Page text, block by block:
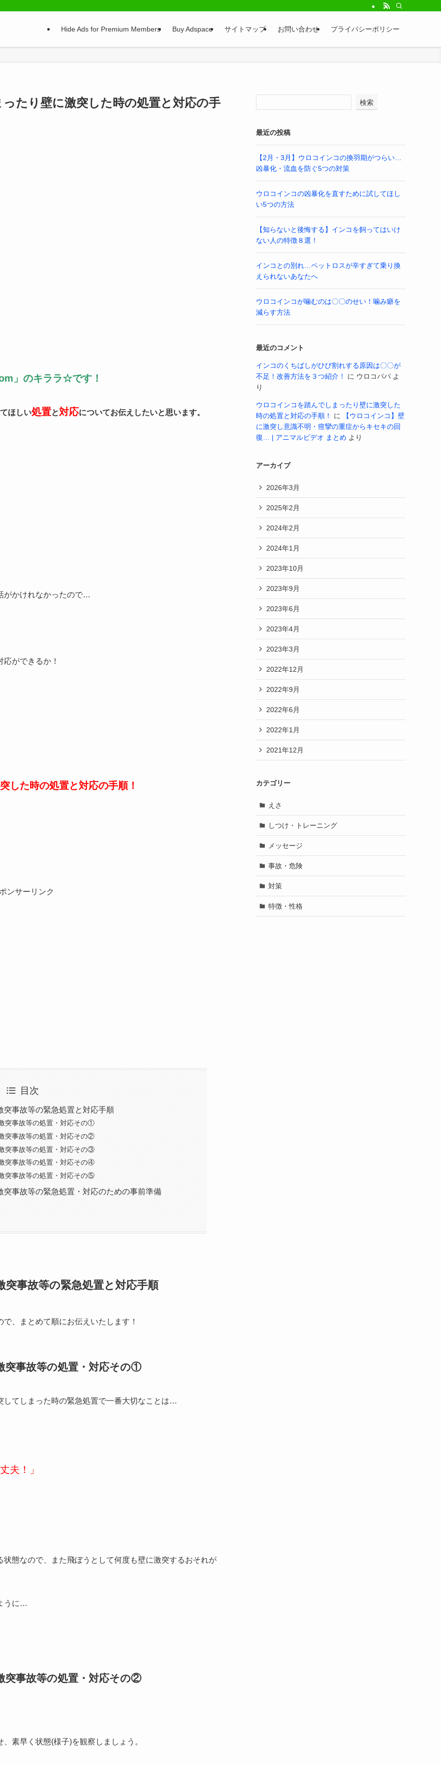
Hide Ads for Premium Members Buy Adspace サイトマップ お問い合わせ プライバシーポリシー
たり壁に激突した時の処置と対応の手
」のキララ☆です！
ほしい処置と対応についてお伝えしたいと思います。
がかけれなかったので…
ができるか！
した時の処置と対応の手順！
ンサーリンク
目次
突事故等の緊急処置と対応手順
突事故等の処置・対応その①
突事故等の処置・対応その②
突事故等の処置・対応その③
突事故等の処置・対応その④
突事故等の処置・対応その⑤
事故等の緊急処置・対応のための事前準備
事故等の緊急処置と対応手順
、まとめて順にお伝えいたします！
突事故等の処置・対応その①
てしまった時の緊急処置で一番大切なことは…
夫！」
態なので、また飛ぼうとして何度も壁に激突するおそれが
うに…
突事故等の処置・対応その②
素早く状態(様子)を観察しましょう。
検索
最近の投稿
【2月・3月】ウロコインコの換羽期がつらい…
凶暴化・流血を防ぐ5つの対策
ウロコインコの凶暴化を直すために試してほし
い5つの方法
【知らないと後悔する】インコを飼ってはいけ
ない人の特徴８選！
インコとの別れ…ペットロスが辛すぎて乗り換
えられないあなたへ
ウロコインコが噛むのは〇〇のせい！噛み癖を
減らす方法
最近のコメント
インコのくちばしがひび割れする原因は〇〇が
不足！改善方法を３つ紹介！
に ウロコパパ よ
り
ウロコインコを踏んでしまったり壁に激突した
時の処置と対応の手順！
に
【ウロコインコ】壁
に激突し意識不明・痙攣の重症からキセキの回
復… | アニマルビデオ まとめ より
アーカイブ
2026年3月
2025年2月
2024年2月
2024年1月
2023年10月
2023年9月
2023年6月
2023年4月
2023年3月
2022年12月
2022年9月
2022年6月
2022年1月
2021年12月
カテゴリー
えさ
しつけ・トレーニング
メッセージ
事故・危険
対策
特徴・性格